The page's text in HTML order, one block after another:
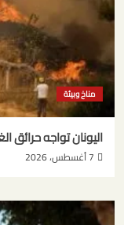
مناخ وبيئة
اليونان تواجه حرائق
7 أغسطس، 2026